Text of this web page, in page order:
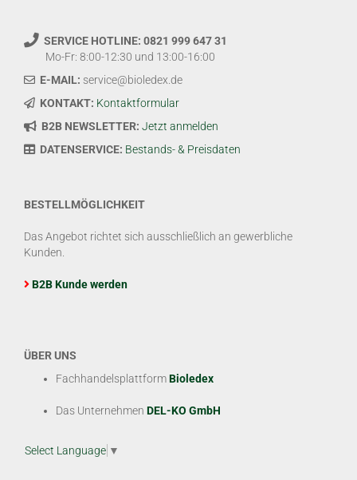
SERVICE HOTLINE: 0821 999 647 31
Mo-Fr: 8:00-12:30 und 13:00-16:00
E-MAIL: service@bioledex.de
KONTAKT: Kontaktformular
B2B NEWSLETTER: Jetzt anmelden
DATENSERVICE: Bestands- & Preisdaten
BESTELLMÖGLICHKEIT
Das Angebot richtet sich ausschließlich an gewerbliche
Kunden.
B2B Kunde werden
ÜBER UNS
FachhandelsplattformBioledex
Das Unternehmen DEL-KO GmbH
Select Language ▼